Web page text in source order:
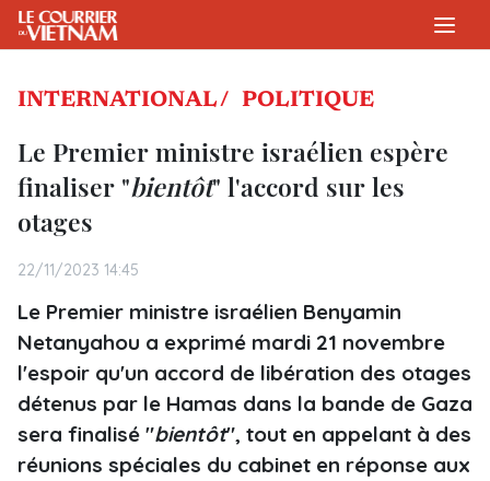
bientôt" l’accord sur les otages" />
INTERNATIONAL / POLITIQUE
Le Premier ministre israélien espère
finaliser "bientôt" l'accord sur les
otages
22/11/2023 14:45
Le Premier ministre israélien Benyamin
Netanyahou a exprimé mardi 21 novembre
l'espoir qu'un accord de libération des otages
détenus par le Hamas dans la bande de Gaza
sera finalisé "bientôt", tout en appelant à des
réunions spéciales du cabinet en réponse aux